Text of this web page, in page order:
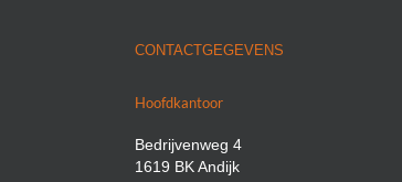
CONTACTGEGEVENS
Hoofdkantoor
Bedrijvenweg 4
1619 BK Andijk